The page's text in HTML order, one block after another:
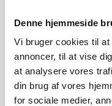
Denne hjemmeside
Vi bruger cookies til
annoncer, til at vise
at analysere vores
din brug af vores
for sociale medier,
Smag til med
Nu hedder det